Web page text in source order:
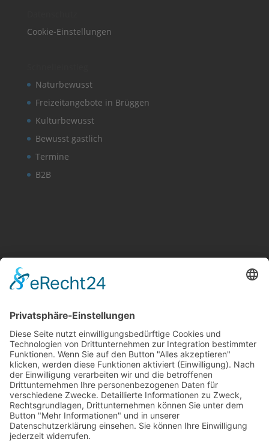
Cookie-Einstellungen
Naturbewusst
Freizeitangebote in Brüggen
Kulturbewusst
Bewusst gastlich
Termine
B2B